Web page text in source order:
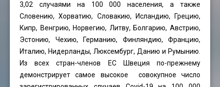
3,02 случаями на 100 000 населения, а также
Словению, Хорватию, Словакию, Исландию, Грецию,
Кипр, Венгрию, Норвегию, Литву, Болгарию, Австрию,
Эстонию, Чехию, Германию, Финляндию, Францию,
Италию, Нидерланды, Люксембург, Данию и Румынию.
Из всех стран-членов ЕС Швеция по-прежнему
демонстрирует самое высокое совокупное число